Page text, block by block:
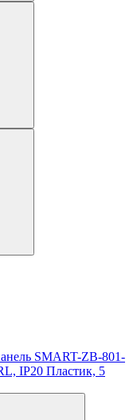
SMART-ZB-801-
IP20 Пластик, 5